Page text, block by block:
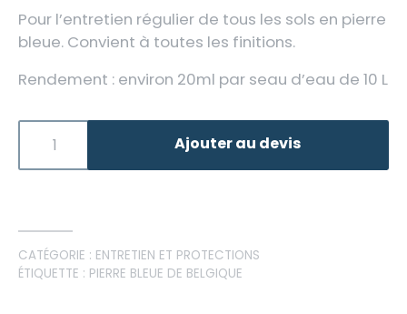
Pour l’entretien régulier de tous les sols en pierre
bleue. Convient à toutes les finitions.
Rendement : environ 20ml par seau d’eau de 10 L
Ajouter au devis
CATÉGORIE : ENTRETIEN ET PROTECTIONS
ÉTIQUETTE : PIERRE BLEUE DE BELGIQUE